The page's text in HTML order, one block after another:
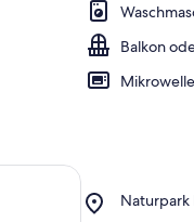
Balkon
Mikrowelle
Naturpark
Place,